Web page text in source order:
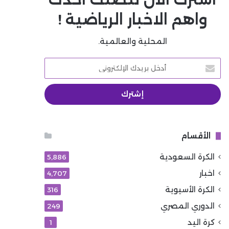
واهم الاخبار الرياضية !
المحلية والعالمية.
أدخل
بريدك
الإلكتروني
الأقسام
الكرة السعودية 5٬886
اخبار 4٬707
الكرة الأسيوية 316
الدوري المصري 249
كرة اليد 1